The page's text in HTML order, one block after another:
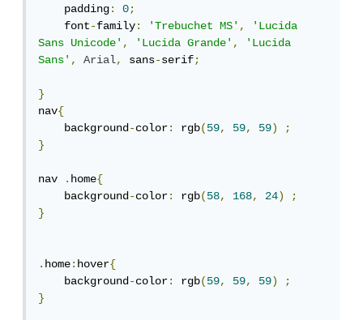
    padding
: 0;
    font
-family: 'Trebuchet MS',
'Lucida
Sans Unicode', 'Lucida Grande',
'Lucida
Sans', Arial, sans-serif;
}
nav{
    background
-color: rgb(59, 59, 59)
;
}
nav .home{
    background
-color: rgb(58, 168, 24)
;
}
.home:hover{
    background
-color: rgb(59, 59, 59)
;
}